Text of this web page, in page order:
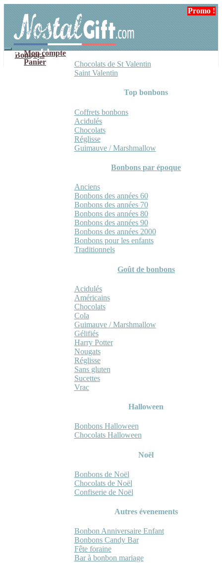
navigation
contenu
Mon compte
Panier
Bonbons
Chocolats de St Valentin
Saint Valentin
Top bonbons
Coffrets bonbons
Acidulés
Chocolats
Réglisse
Guimauve / Marshmallow
Bonbons par époque
Anciens
Bonbons des années 60
Bonbons des années 70
Bonbons des années 80
Bonbons des années 90
Bonbons des années 2000
Bonbons pour les enfants
Traditionnels
Goût de bonbons
Acidulés
Américains
Chocolats
Cola
Guimauve / Marshmallow
Gélifiés
Harry Potter
Nougats
Réglisse
Sans gluten
Sucettes
Vrac
Halloween
Bonbons Halloween
Chocolats Halloween
Noël
Bonbons de Noël
Chocolats de Noël
Confiserie de Noël
Autres évenements
Bonbon Anniversaire Enfant
Bonbons Candy Bar
Fête foraine
Bar à bonbon mariage
Promo !
Promo !